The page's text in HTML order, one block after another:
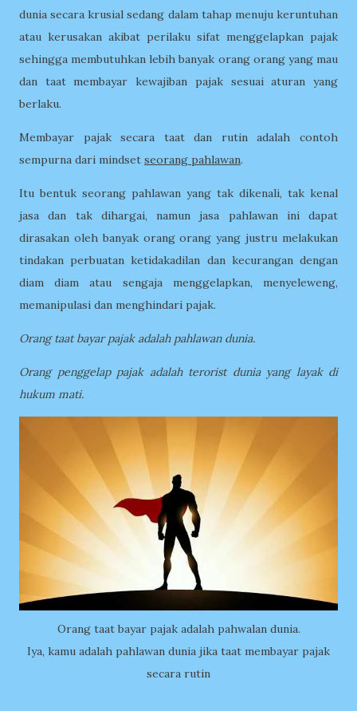
dunia secara krusial sedang dalam tahap menuju keruntuhan
atau kerusakan akibat perilaku sifat menggelapkan pajak
sehingga membutuhkan lebih banyak orang orang yang mau
dan taat membayar kewajiban pajak sesuai aturan yang
berlaku.
Membayar pajak secara taat dan rutin adalah contoh
sempurna dari mindset seorang pahlawan.
Itu bentuk seorang pahlawan yang tak dikenali, tak kenal
jasa dan tak dihargai, namun jasa pahlawan ini dapat
dirasakan oleh banyak orang orang yang justru melakukan
tindakan perbuatan ketidakadilan dan kecurangan dengan
diam diam atau sengaja menggelapkan, menyeleweng,
memanipulasi dan menghindari pajak.
Orang taat bayar pajak adalah pahlawan dunia.
Orang penggelap pajak adalah terorist dunia yang layak di
hukum mati.
Orang taat bayar pajak adalah pahwalan dunia.
Iya, kamu adalah pahlawan dunia jika taat membayar pajak
secara rutin